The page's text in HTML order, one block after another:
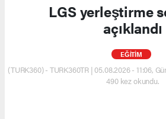
LGS yerleştirme
açıklandı
EĞİTİM
(TURK360) - TURK360TR | 05.08.2026 - 11:06,
490 kez okundu.